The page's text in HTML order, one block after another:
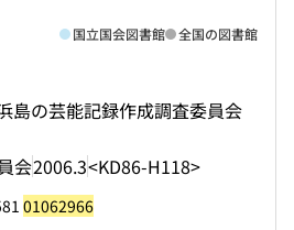
島の芸能記録作成調査委員会
会2006.3<KD86-H118>
国立国会図書館 全国の図書館
01062966